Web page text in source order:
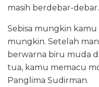
masih berdebar-debar.
Sebisa mungkin kamu
mungkin. Setelah
berwarna biru muda
tua, kamu memacu
Panglima Sudirman.